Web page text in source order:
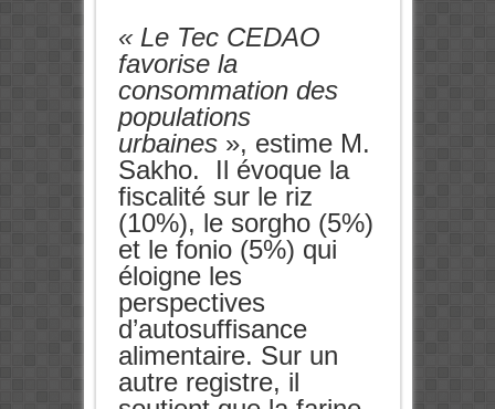
« Le Tec CEDAO
favorise la
consommation des
populations
urbaines», estime M.
Sakho. Il évoque la
fiscalité sur le riz
(10%), le sorgho (5%)
et le fonio (5%) qui
éloigne les
perspectives
d’autosuffisance
alimentaire. Sur un
autre registre, il